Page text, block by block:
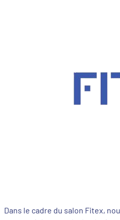
Dans le cadre du salon Fitex,